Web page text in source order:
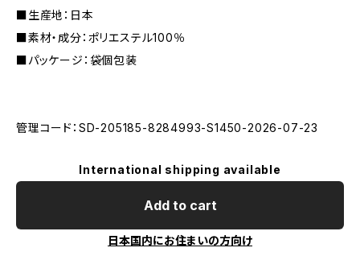
■生産地：日本
■素材・成分：ポリエステル100％
■パッケージ：袋個包装
管理コード：SD-205185-8284993-S1450-2026-07-23
International shipping available
Add to cart
日本国内にお住まいの方向け